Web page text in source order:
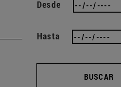
Desde
Hasta
BUSCAR